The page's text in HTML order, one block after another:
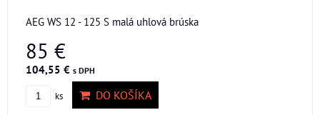
AEG WS 12 - 125 S malá uhlová brúska
85 €
104,55 € s DPH
ks DO KOŠÍKA